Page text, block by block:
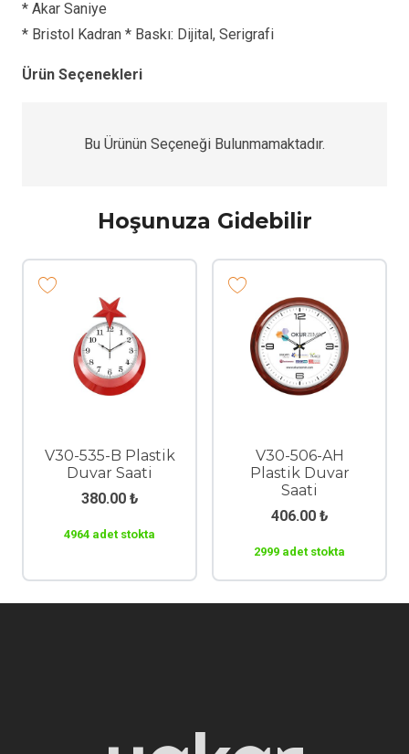
* Akar Saniye
* Bristol Kadran * Baskı: Dijital, Serigrafi
Ürün Seçenekleri
Bu Ürünün Seçeneği Bulunmamaktadır.
Hoşunuza Gidebilir
V30-535-B Plastik
Duvar Saati
380.00 ₺
4964 adet stokta
V30-506-AH
Plastik Duvar
Saati
406.00 ₺
2999 adet stokta